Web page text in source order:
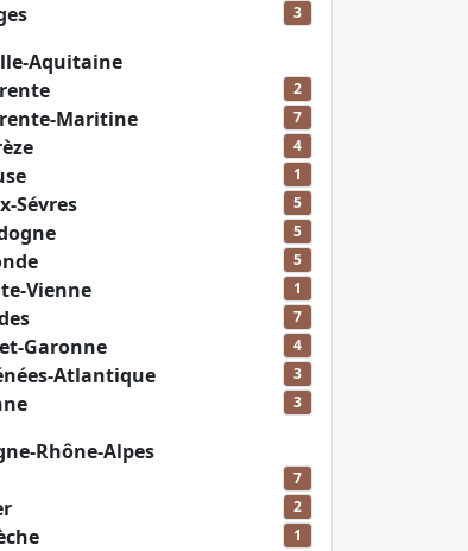
3
Aquitaine
2
Maritine 7
4
1
Sévres 5
5
5
Vienne 1
7
Garonne 4
Atlantique 3
3
Rhône-Alpes
7
2
1